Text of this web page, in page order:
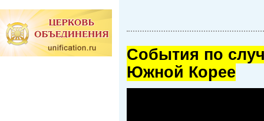
Cобытия по
Южной Корее